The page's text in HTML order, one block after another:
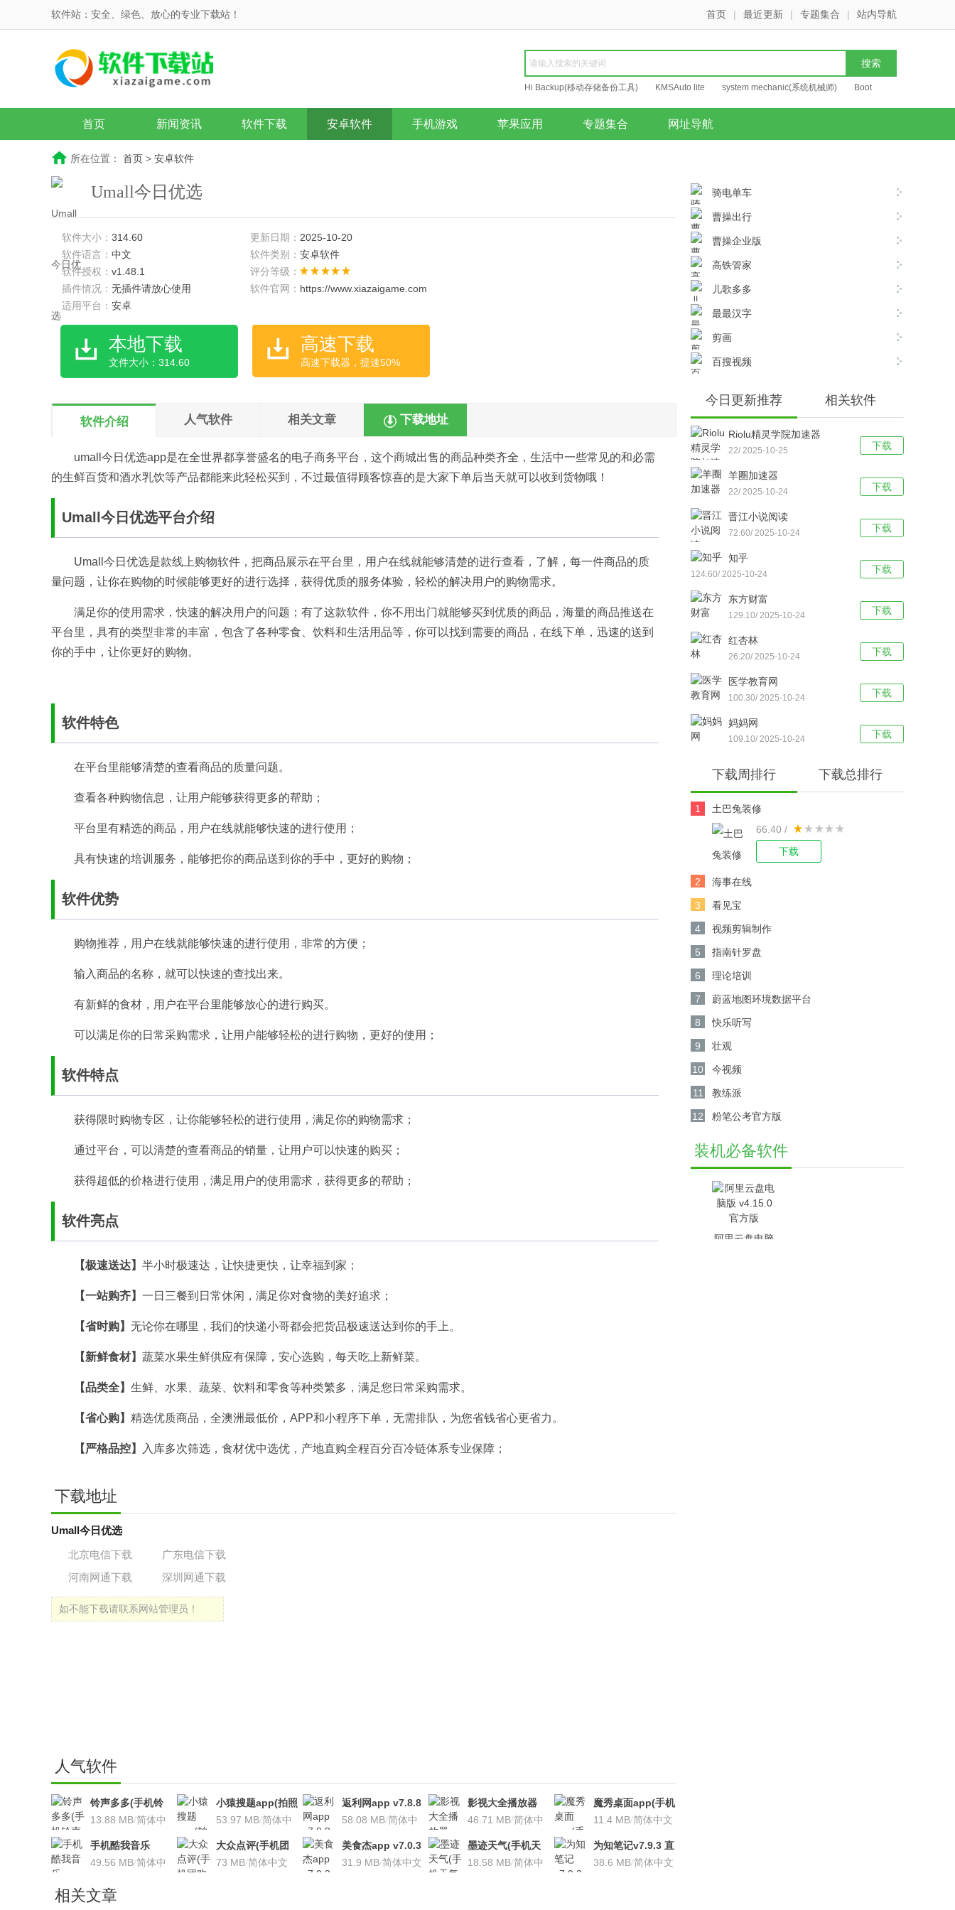
软件站：安全、绿色、放心的专业下载站！ 首页 | 最近更新 | 专题集合 | 站内导航
Hi Backup(移动存储备份工具) KMSAuto lite system mechanic(系统机械师) Boot
Repair
首页 新闻资讯 软件下载 安卓软件 手机游戏 苹果应用 专题集合 网址导航
所在位置： 首页 > 安卓软件
Umall今日优选
软件大小： 314.60 更新日期： 2025-10-20
软件语言： 中文 软件类别： 安卓软件
软件授权： v1.48.1
评分等级：
插件情况： 无插件请放心使用 软件官网： https://www.xiazaigame.com
适用平台： 安卓
本地下载
文件大小：314.60
高速下载
高速下载器，提速50%
软件介绍 人气软件 相关文章 下载地址
umall今日优选app是在全世界都享誉盛名的电子商务平台，这个商城出售的商品种类齐全，生活中一些常见的和必需
的生鲜百货和酒水乳饮等产品都能来此轻松买到，不过最值得顾客惊喜的是大家下单后当天就可以收到货物哦！
Umall今日优选平台介绍
Umall今日优选是款线上购物软件，把商品展示在平台里，用户在线就能够清楚的进行查看，了解，每一件商品的质
量问题，让你在购物的时候能够更好的进行选择，获得优质的服务体验，轻松的解决用户的购物需求。
满足你的使用需求，快速的解决用户的问题；有了这款软件，你不用出门就能够买到优质的商品，海量的商品推送在
平台里，具有的类型非常的丰富，包含了各种零食、饮料和生活用品等，你可以找到需要的商品，在线下单，迅速的送到
你的手中，让你更好的购物。
软件特色
在平台里能够清楚的查看商品的质量问题。
查看各种购物信息，让用户能够获得更多的帮助；
平台里有精选的商品，用户在线就能够快速的进行使用；
具有快速的培训服务，能够把你的商品送到你的手中，更好的购物；
软件优势
购物推荐，用户在线就能够快速的进行使用，非常的方便；
输入商品的名称，就可以快速的查找出来。
有新鲜的食材，用户在平台里能够放心的进行购买。
可以满足你的日常采购需求，让用户能够轻松的进行购物，更好的使用；
软件特点
获得限时购物专区，让你能够轻松的进行使用，满足你的购物需求；
通过平台，可以清楚的查看商品的销量，让用户可以快速的购买；
获得超低的价格进行使用，满足用户的使用需求，获得更多的帮助；
软件亮点
【极速送达】 半小时极速达，让快捷更快，让幸福到家；
【一站购齐】 一日三餐到日常休闲，满足你对食物的美好追求；
【省时购】 无论你在哪里，我们的快递小哥都会把货品极速送达到你的手上。
【新鲜食材】 蔬菜水果生鲜供应有保障，安心选购，每天吃上新鲜菜。
【品类全】 生鲜、水果、蔬菜、饮料和零食等种类繁多，满足您日常采购需求。
【省心购】 精选优质商品，全澳洲最低价，APP和小程序下单，无需排队，为您省钱省心更省力。
【严格品控】 入库多次筛选，食材优中选优，产地直购全程百分百冷链体系专业保障；
下载地址
Umall今日优选
北京电信下载
广东电信下载
河南网通下载
深圳网通下载
如不能下载请联系网站管理员！
人气软件
铃声多多(手机铃
声软件)v8.7.66 安
13.88 MB/简体中
小猿搜题app(拍照
搜题利器)V9.7.2安
53.97 MB/简体中
返利网app v7.8.8
安卓版
58.08 MB/简体中
影视大全播放器
v3.1.7 安卓版
46.71 MB/简体中
魔秀桌面app(手机
桌面软件)v6.8.6
11.4 MB/简体中文
手机酷我音乐
V9.2.3.5 安卓版
49.56 MB/简体中
大众点评(手机团
购软件)V10.18.4
73 MB/简体中文
美食杰app v7.0.3
安卓版
31.9 MB/简体中文
墨迹天气(手机天
气软
18.58 MB/简体中
为知笔记v7.9.3 直
装本地VIP会员版
38.6 MB/简体中文
相关文章
骑电单车
曹操出行
曹操企业版
高铁管家
儿歌多多
最最汉字
剪画
百搜视频
今日更新推荐 相关软件
下载
Riolu精灵学院加速器
22/ 2025-10-25
下载
羊圈加速器
22/ 2025-10-24
下载
晋江小说阅读
72.60/ 2025-10-24
下载
知乎
124.60/ 2025-10-24
下载
东方财富
129.10/ 2025-10-24
下载
红杏林
26.20/ 2025-10-24
下载
医学教育网
100.30/ 2025-10-24
下载
妈妈网
109.10/ 2025-10-24
下载周排行 下载总排行
1
土巴兔装修
66.40 /
下载
2 海事在线
3 看见宝
4 视频剪辑制作
5 指南针罗盘
6 理论培训
7 蔚蓝地图环境数据平台
8 快乐听写
9 壮观
10 今视频
11 教练派
12 粉笔公考官方版
装机必备软件
阿里云盘电脑